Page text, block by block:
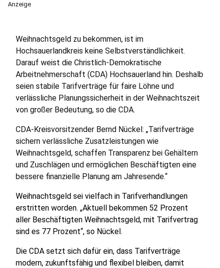
Anzeige
Weihnachtsgeld zu bekommen, ist im
Hochsauerlandkreis keine Selbstverständlichkeit.
Darauf weist die Christlich-Demokratische
Arbeitnehmerschaft (CDA) Hochsauerland hin. Deshalb
seien stabile Tarifverträge für faire Löhne und
verlässliche Planungssicherheit in der Weihnachtszeit
von großer Bedeutung, so die CDA.
CDA-Kreisvorsitzender Bernd Nückel: „Tarifverträge
sichern verlässliche Zusatzleistungen wie
Weihnachtsgeld, schaffen Transparenz bei Gehältern
und Zuschlägen und ermöglichen Beschäftigten eine
bessere finanzielle Planung am Jahresende.“
Weihnachtsgeld sei vielfach in Tarifverhandlungen
erstritten worden. „Aktuell bekommen 52 Prozent
aller Beschäftigten Weihnachtsgeld, mit Tarifvertrag
sind es 77 Prozent“, so Nückel.
Die CDA setzt sich dafür ein, dass Tarifverträge
modern, zukunftsfähig und flexibel bleiben, damit